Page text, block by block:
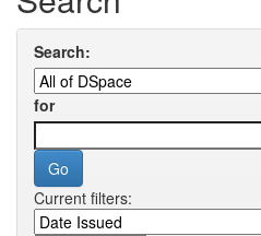
Search:
for
Current filters: